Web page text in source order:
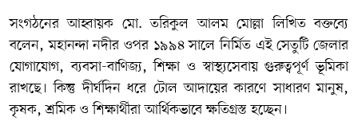
সংগঠনের আহ্বায়ক মো. তরিকুল আলম মোল্লা লিখিত বক্তব্যে
বলেন, মহানন্দা নদীর ওপর ১৯৯৪ সালে নির্মিত এই সেতুটি জেলার
যোগাযোগ, ব্যবসা-বাণিজ্য, শিক্ষা ও স্বাস্থ্যসেবায় গুরুত্বপূর্ণ ভূমিকা
রাখছে। কিন্তু দীর্ঘদিন ধরে টোল আদায়ের কারণে সাধারণ মানুষ,
কৃষক, শ্রমিক ও শিক্ষার্থীরা আর্থিকভাবে ক্ষতিগ্রস্ত হচ্ছেন।